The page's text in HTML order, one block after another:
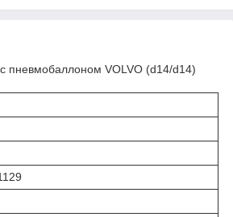
пневмобаллоном VOLVO (d14/d14)